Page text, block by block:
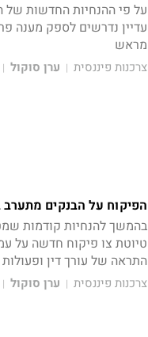
על פי ההנחיות החדשות של
עדיין נדרשים לספק מענה
מראש
צרכנות פיננסית | ערן סוקול |
הפיקוח על הבנקים מתערב
בהמשך להנחיות קודמות
טיוטת צו פיקוח חדשה על
התראה של עורך דין
צרכנות פיננסית | ערן סוקול |